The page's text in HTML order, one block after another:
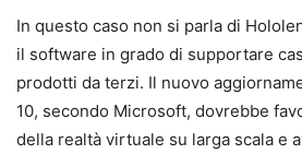
In questo caso non si parla di
il software in grado di supportare
prodotti da terzi. Il nuovo
10, secondo Microsoft, dovrebbe
della realtà virtuale su larga scala e